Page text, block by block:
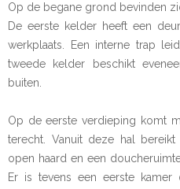
Op de begane grond bevinden
De eerste kelder heeft een
werkplaats. Een interne trap
tweede kelder beschikt
buiten.
Op de eerste verdieping komt
terecht. Vanuit deze hal
open haard en een
Er is tevens een eerste kamer